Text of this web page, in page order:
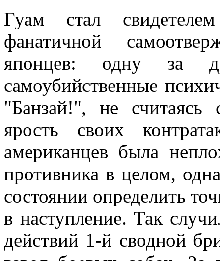
Гуам стал
фанатичной
японцев: одну за
самоубийственные
"Банзай!", не
ярость своих
американцев была
противника в целом,
состоянии определить
в наступление. Так
действий 1-й сводной